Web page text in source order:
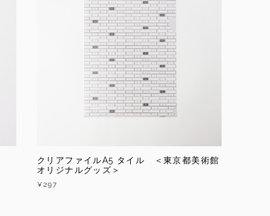
クリアファイルA5 タイル ＜東京都美術館
オリジナルグッズ＞
¥297